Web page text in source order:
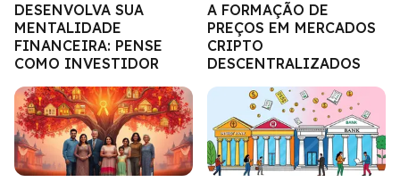
DESENVOLVA SUA
MENTALIDADE
FINANCEIRA: PENSE
COMO INVESTIDOR
A FORMAÇÃO DE
PREÇOS EM MERCADOS
CRIPTO
DESCENTRALIZADOS